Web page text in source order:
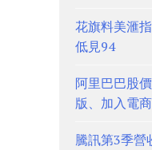
花旗料美滙
低見94
阿里巴巴股
版、加入電
騰訊第3季